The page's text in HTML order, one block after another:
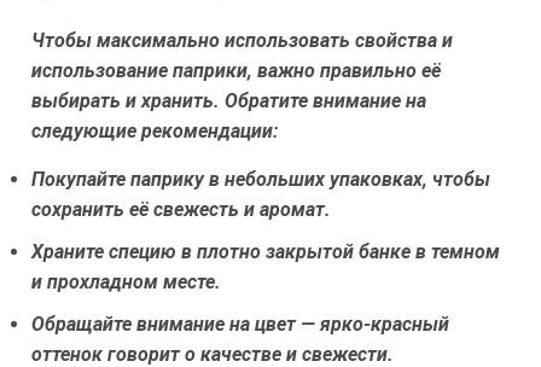
Чтобы максимально использовать свойства и
использование паприки, важно правильно её
выбирать и хранить. Обратите внимание на
следующие рекомендации:
Покупайте паприку в небольших упаковках, чтобы
сохранить её свежесть и аромат.
Храните специю в плотно закрытой банке в темном
и прохладном месте.
Обращайте внимание на цвет — ярко-красный
оттенок говорит о качестве и свежести.